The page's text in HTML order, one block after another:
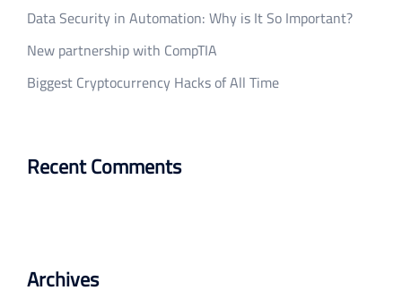
Data Security in Automation: Why is It So Important?
New partnership with CompTIA
Biggest Cryptocurrency Hacks of All Time
Recent Comments
Archives